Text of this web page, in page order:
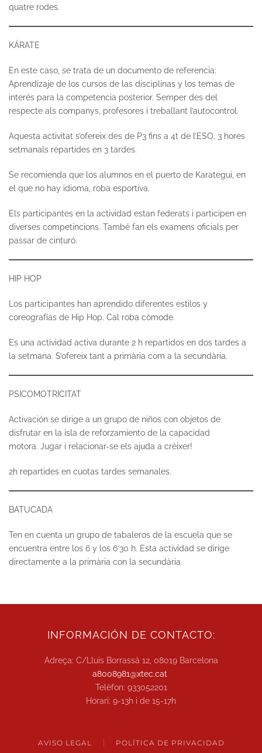
quatre rodes.
KÁRATE
En este caso, se trata de un documento de referencia:
Aprendizaje de los cursos de las disciplinas y los temas de
interés para la competencia posterior. Semper des del
respecte als companys, profesores i treballant l’autocontrol.
Aquesta activitat s’ofereix des de P3 fins a 4t de l’ESO. 3 hores
setmanals repartides en 3 tardes.
Se recomienda que los alumnos en el puerto de Karategui, en
el que no hay idioma, roba esportiva.
Els participantes en la actividad estan federats i participen en
diverses competincions. També fan els examens oficials per
passar de cinturó.
HIP HOP
Los participantes han aprendido diferentes estilos y
coreografías de Hip Hop. Cal roba còmode.
Es una actividad activa durante 2 h repartidos en dos tardes a
la setmana. S’ofereix tant a primària com a la secundària.
PSICOMOTRICITAT
Activación se dirige a un grupo de niños con objetos de
disfrutar en la isla de reforzamiento de la capacidad
motora. Jugar i relacionar-se els ajuda a crèixer!
2h repartides en cuotas tardes semanales.
BATUCADA
Ten en cuenta un grupo de tabaleros de la escuela que se
encuentra entre los 6 y los 6’30 h. Esta actividad se dirige
directamente a la primària con la secundària.
INFORMACIÓN DE CONTACTO:
Adreça: C/Lluis Borrassà 12, 08019 Barcelona
a8008981@xtec.cat
Telèfon: 933052201
Horari: 9-13h i de 15-17h
AVISO LEGAL POLÍTICA DE PRIVACIDAD